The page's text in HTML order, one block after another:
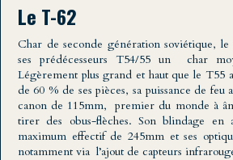
Le T-62
Char de seconde génération soviétique,
ses prédécesseurs T54/55 un char
Légèrement plus grand et haut que le T55
de 60 % de ses pièces, sa puissance de feu
canon de 115mm, premier du monde à
tirer des obus-flèches. Son blindage
maximum effectif de 245mm et ses
notamment via l’ajout de capteurs